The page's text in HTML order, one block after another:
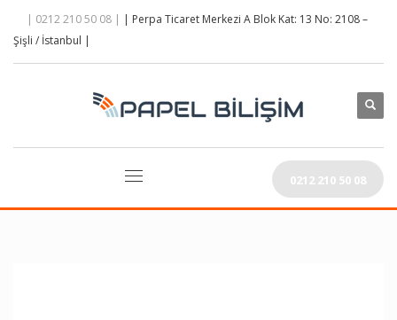
| 0212 210 50 08 | | Perpa Ticaret Merkezi A Blok Kat: 13 No: 2108 –
Şişli / İstanbul |
0212 210 50 08